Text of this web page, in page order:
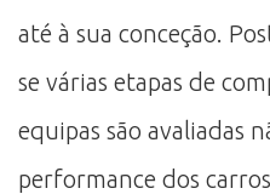
até à sua conceção.
se várias etapas de
equipas são avaliadas
performance dos